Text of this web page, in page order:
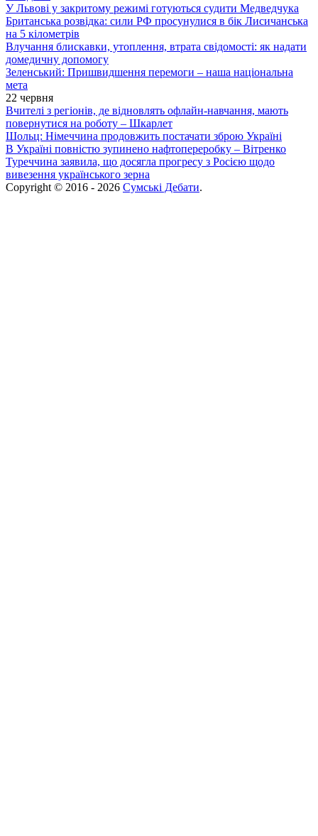
У Львові у закритому режимі готуються судити Медведчука
Британська розвідка: сили РФ просунулися в бік Лисичанська
на 5 кілометрів
Влучання блискавки, утоплення, втрата свідомості: як надати
домедичну допомогу
Зеленський: Пришвидшення перемоги – наша національна
мета
22 червня
Вчителі з регіонів, де відновлять офлайн-навчання, мають
повернутися на роботу – Шкарлет
Шольц: Німеччина продовжить постачати зброю Україні
В Україні повністю зупинено нафтопереробку – Вітренко
Туреччина заявила, що досягла прогресу з Росією щодо
вивезення українського зерна
Copyright © 2016 - 2026 Сумські Дебати.